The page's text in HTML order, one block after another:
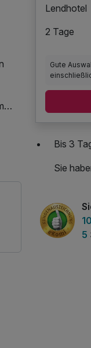
Lendhotel
2 Tage
Gute
Bis 3
Sie
5